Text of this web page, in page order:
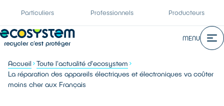
Particuliers Professionnels Producteurs
MENU
Accueil
Toute l'actualité d'ecosystem
La réparation des appareils électriques et électroniques va coûter
moins cher aux Français